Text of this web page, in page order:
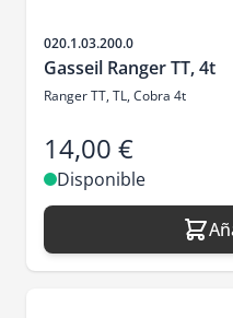
SKU
020.1.03.200.0
Gasseil Ranger TT, 4t
Ranger TT, TL, Cobra 4t
14,00 €
Disponible